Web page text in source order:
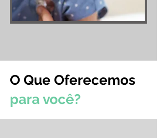
O Que Oferecemos
para você?